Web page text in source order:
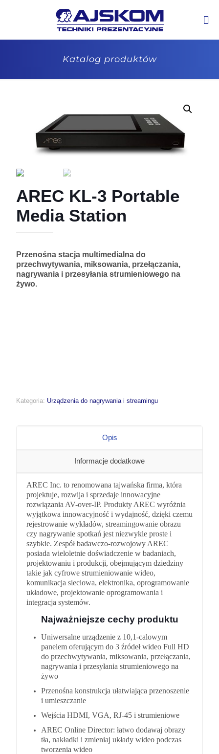
Katalog produktów
AREC KL-3 Portable
Media Station
Przenośna stacja multimedialna do
przechwytywania, miksowania, przełączania,
nagrywania i przesyłania strumieniowego na
żywo.
Kategoria: Urządzenia do nagrywania i streamingu
Opis
Informacje dodatkowe
AREC Inc. to renomowana tajwańska firma, która
projektuje, rozwija i sprzedaje innowacyjne
rozwiązania AV-over-IP. Produkty AREC wyróżnia
wyjątkowa innowacyjność i wydajność, dzięki czemu
rejestrowanie wykładów, streamingowanie obrazu
czy nagrywanie spotkań jest niezwykle proste i
szybkie. Zespół badawczo-rozwojowy AREC
posiada wieloletnie doświadczenie w badaniach,
projektowaniu i produkcji, obejmującym dziedziny
takie jak cyfrowe strumieniowanie wideo,
komunikacja sieciowa, elektronika, oprogramowanie
układowe, projektowanie oprogramowania i
integracja systemów.
Najważniejsze cechy produktu
Uniwersalne urządzenie z 10,1-calowym
panelem oferującym do 3 źródeł wideo Full HD
do przechwytywania, miksowania, przełączania,
nagrywania i przesyłania strumieniowego na
żywo
Przenośna konstrukcja ułatwiająca przenoszenie
i umieszczanie
Wejścia HDMI, VGA, RJ-45 i strumieniowe
AREC Online Director: łatwo dodawaj obrazy
tła, nakładki i zmieniaj układy wideo podczas
tworzenia wideo